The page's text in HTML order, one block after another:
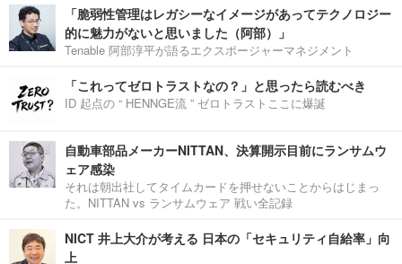
「脆弱性管理はレガシーなイメージがあってテクノロジー
的に魅力がないと思いました（阿部）」
Tenable 阿部淳平が語るエクスポージャーマネジメント
「これってゼロトラストなの？」と思ったら読むべき
ID 起点の “ HENNGE流 ” ゼロトラストここに爆誕
自動車部品メーカーNITTAN、決算開示目前にランサムウ
ェア感染
それは朝出社してタイムカードを押せないことからはじまっ
た。NITTAN vs ランサムウェア 戦い全記録
NICT 井上大介が考える 日本の「セキュリティ自給率」向
上